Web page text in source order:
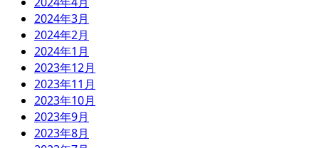
2024年3月
2024年2月
2024年1月
2023年12月
2023年11月
2023年10月
2023年9月
2023年8月